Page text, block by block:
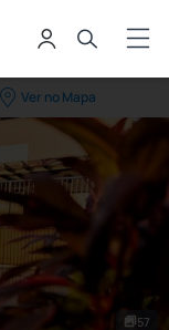
Ver no Mapa
57